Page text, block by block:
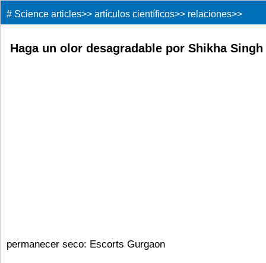
# Science articles>> artículos científicos>> relaciones>>
Haga un olor desagradable por Shikha Singh
permanecer seco: Escorts Gurgaon